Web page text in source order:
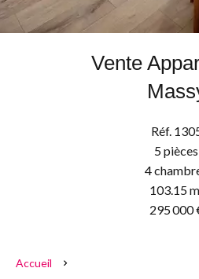
Vente
Réf.
5 pièces
4
103.15
295 000
Accueil